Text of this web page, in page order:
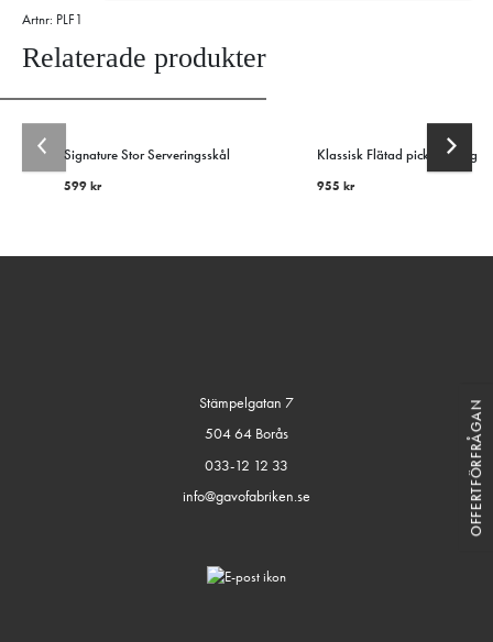
Artnr: PLF1
Relaterade produkter
Signature Stor Serveringsskål
599 kr
Klassisk Flätad picknickkorg
955kr
Stämpelgatan 7
504 64 Borås
033-12 12 33
info@gavofabriken.se
OFFERTFÖRFRÅGAN